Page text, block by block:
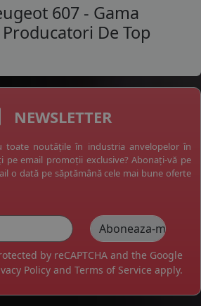
607 - Gama
De Top
NEWSLETTER
noutățile în industria anvelopelor în
pe email promoții exclusive? Abonați-vă pe
o dată pe săptămână cele mai bune oferte
by reCAPTCHA and the Google
Policy and Terms of Service apply.